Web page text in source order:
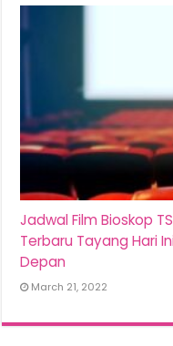
Jadwal Film Bioskop
Terbaru Tayang Hari
Depan
March 21, 2022